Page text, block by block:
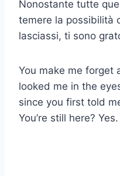
Nonostante tutte
temere la possibilità
lasciassi, ti sono
You make me forget
looked me in the
since you first told
You’re still here?